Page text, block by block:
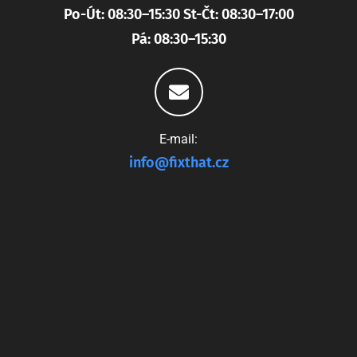
Po-Út: 08:30–15:30 St-Čt: 08:30–17:00
Pá: 08:30–15:30
E-mail:
info@fixthat.cz